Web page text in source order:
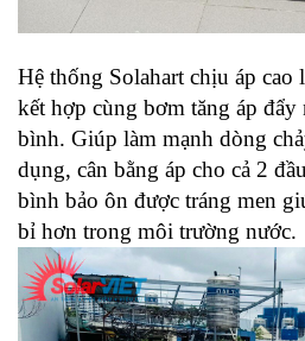
Hệ thống Solahart chịu áp cao
kết hợp cùng bơm tăng áp đẩy
bình. Giúp làm mạnh dòng
dụng, cân bằng áp cho cả 2
bình bảo ôn được tráng men
bỉ hơn trong môi trường nước.